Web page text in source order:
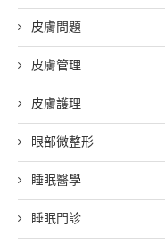
皮膚問題
皮膚管理
皮膚護理
眼部微整形
睡眠醫學
睡眠門診